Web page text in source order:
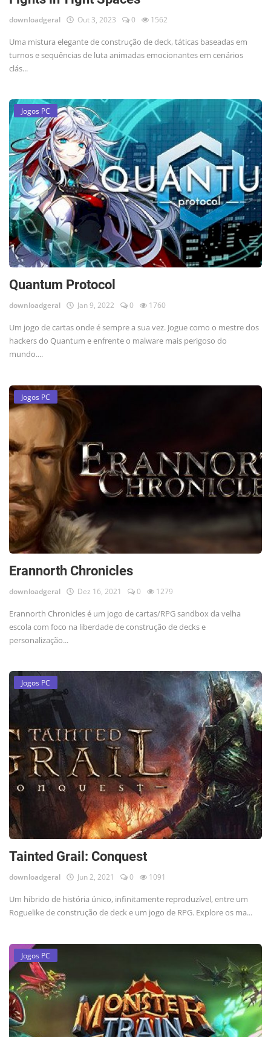
downloadgeral Out 3, 2023 0 1562
Uma mistura elegante de construção de deck, táticas baseadas em
turnos e sequências de luta animadas emocionantes em cenários
clás...
Jogos PC
Quantum Protocol
downloadgeral Jan 9, 2022 0 1760
Um jogo de cartas onde é sempre a sua vez. Jogue como o mestre dos
hackers do Quantum e enfrente o malware mais perigoso do
mundo....
Jogos PC
Erannorth Chronicles
downloadgeral Dez 16, 2021 0 1279
Erannorth Chronicles é um jogo de cartas/RPG sandbox da velha
escola com foco na liberdade de construção de decks e
personalização...
Jogos PC
Tainted Grail: Conquest
downloadgeral Jun 2, 2021 0 1091
Um híbrido de história único, infinitamente reproduzível, entre um
Roguelike de construção de deck e um jogo de RPG. Explore os ma...
Jogos PC